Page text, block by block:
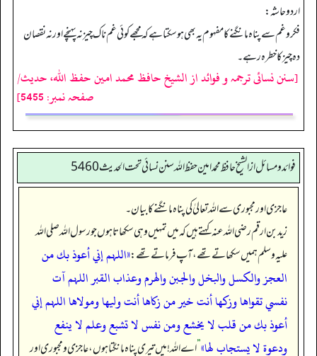
اردو حاشہ:
فکرو غم سے پناہ مانگنے کا مفہوم یہ بھی ہو سکتا ہے کہ مجھے کوئی غم ناک چیز نہ پہنچے اور نہ نقصان
دہ چیز کا خطرہ رہے۔
[سنن نسائی ترجمہ و فوائد از الشیخ حافظ محمد امین حفظ اللہ، حدیث/
صفحہ نمبر: 5455]
فوائد ومسائل از الشيخ حافظ محمد امين حفظ الله سنن نسائي تحت الحديث5460
عاجزی اور مجبوری سے اللہ تعالیٰ کی پناہ مانگنے کا بیان۔
زید بن ارقم رضی اللہ عنہ کہتے ہیں کہ میں تمہیں وہی سکھاتا ہوں جو رسول اللہ صلی اللہ
علیہ وسلم ہمیں سکھاتے تھے، آپ فرماتے تھے:«اللہم إني أعوذ بك من
العجز والكسل والبخل والجبن والهرم وعذاب القبر اللہم آت
نفسي تقواها وزكها أنت خير من زكاها أنت وليها ومولاها اللہم إني
أعوذ بك من قلب لا يخشع ومن نفس لا تشبع وعلم لا ينفع
ودعوة لا يستجاب لها»”اے اللہ! میں تیری پناہ مانگتا ہوں، عاجزی و مجبوری اور